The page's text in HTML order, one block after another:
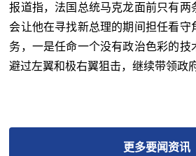
报道指，法国总统马克龙面前只有两
会让他在寻找新总理的期间担任看守
务，一是任命一个没有政治色彩的技
避过左翼和极右翼狙击，继续带领政
更多要闻资讯